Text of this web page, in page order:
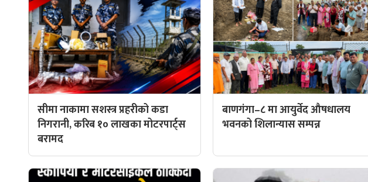
सीमा नाकामा सशस्त्र प्रहरीको कडा
निगरानी, करिब १० लाखका मोटरपार्ट्स
बरामद
बाणगंगा–८ मा आयुर्वेद औषधालय
भवनको शिलान्यास सम्पन्न